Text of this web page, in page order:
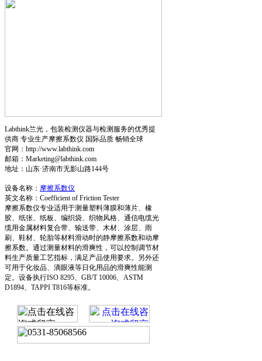
Labthink兰光，包装检测仪器与检测服务的优秀提
供商 专业生产摩擦系数仪 国际品质 畅销全球
官网：http://www.labthink.com
邮箱：Marketing@labthink.com
地址：山东·济南市无影山路144号
设备名称： 摩擦系数仪
英文名称：Coefficient of Friction Tester
摩擦系数仪专业适用于测量塑料薄膜和薄片、橡
胶、纸张、纸板、编织袋、织物风格、通信电缆光
缆用金属材料复合带、输送带、木材、涂层、雨
刷、鞋材、轮胎等材料滑动时的静摩擦系数和动摩
擦系数。通过测量材料的滑爽性，可以控制调节材
料生产质量工艺指标，满足产品使用要求。另外还
可用于化妆品、滴眼液等日化用品的滑爽性能测
定。设备执行ISO 8295、GB/T 10006、ASTM
D1894、TAPPI T816等标准。